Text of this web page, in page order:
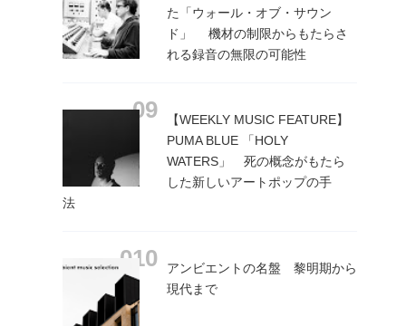
た「ウォール・オブ・サウン
ド」 機材の制限からもたらさ
れる録音の無限の可能性
【WEEKLY MUSIC FEATURE】
PUMA BLUE 「HOLY
WATERS」 死の概念がもたら
した新しいアートポップの手
法
アンビエントの名盤 黎明期から
現代まで